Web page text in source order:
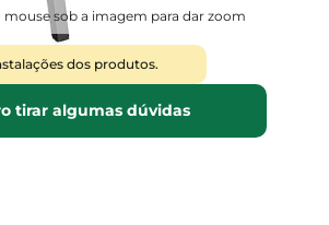
mouse sob a imagem para dar zoom
dos produtos.
tirar algumas dúvidas